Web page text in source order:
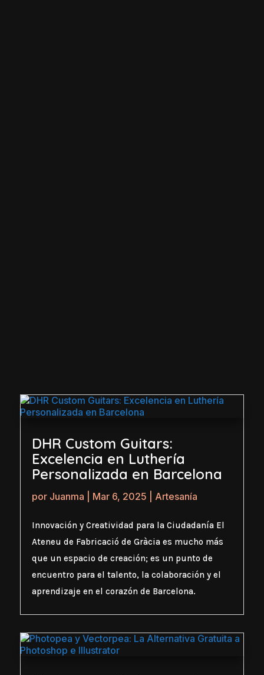
DHR Custom Guitars:
Excelencia en Luthería
Personalizada en Barcelona
por Juanma Mar 6, 2025 Artesanía
Innovación y Creatividad para la Ciudadanía El
Ateneu de Fabricació de Gràcia es mucho más
que un espacio de creación; es un punto de
encuentro para el talento, la colaboración y el
aprendizaje en el corazón de Barcelona.